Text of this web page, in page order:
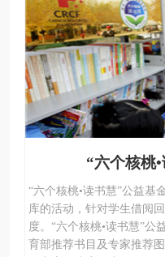
“六个核桃
“六个核桃•读书慧”公益基
库的活动，针对学生借阅
度。“六个核桃•读书慧”公
育部推荐书目及专家推荐